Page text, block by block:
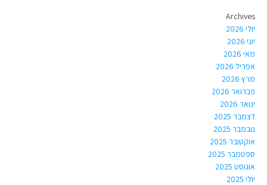
Archives
יולי 2026
יוני 2026
מאי 2026
אפריל 2026
מרץ 2026
פברואר 2026
ינואר 2026
דצמבר 2025
נובמבר 2025
אוקטובר 2025
ספטמבר 2025
אוגוסט 2025
יולי 2025